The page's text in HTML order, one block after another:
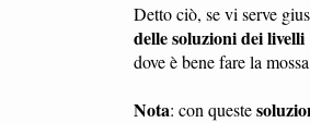
Detto ciò, se vi serve
delle soluzioni dei livelli
dove è bene fare la
Nota: con queste